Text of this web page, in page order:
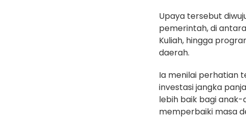
Upaya tersebut
pemerintah, di
Kuliah, hingga
daerah.
Ia menilai perhatian
investasi jangka
lebih baik bagi
memperbaiki masa